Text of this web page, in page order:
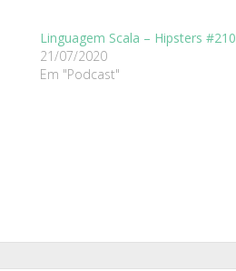
Linguagem Scala – Hipsters #210
21/07/2020
Em "Podcast"